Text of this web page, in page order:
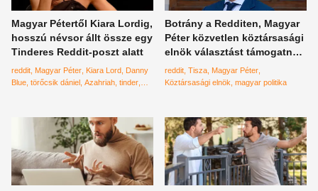
Magyar Pétertől Kiara Lordig,
hosszú névsor állt össze egy
Tinderes Reddit-poszt alatt
reddit Magyar Péter Kiara Lord Danny
Blue törőcsik dániel Azahriah tinder
Botrány a Redditen, Magyar
Péter közvetlen köztársasági
elnök választást támogatna,
sok minden más is kiderült
reddit Tisza Magyar Péter
Köztársasági elnök magyar politika